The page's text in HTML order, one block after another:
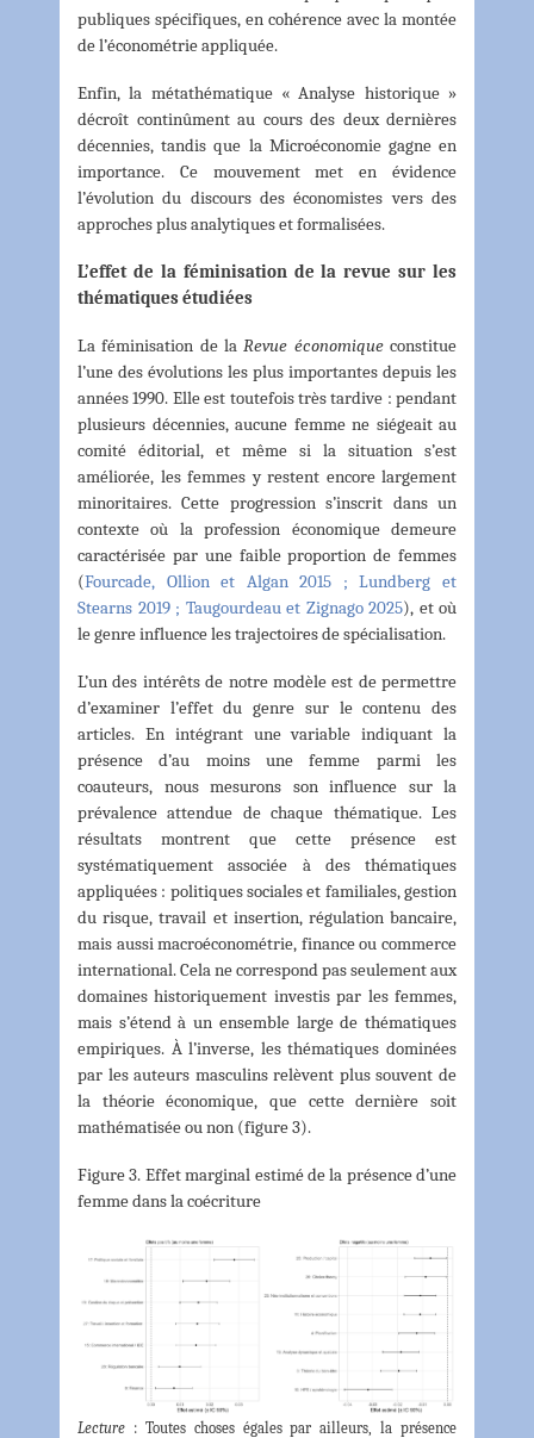
publiques spécifiques, en cohérence avec la montée
de l’économétrie appliquée.
Enfin, la métathématique « Analyse historique »
décroît continûment au cours des deux dernières
décennies, tandis que la Microéconomie gagne en
importance. Ce mouvement met en évidence
l’évolution du discours des économistes vers des
approches plus analytiques et formalisées.
L’effet de la féminisation de la revue sur les
thématiques étudiées
La féminisation de laRevue économiqueconstitue
l’une des évolutions les plus importantes depuis les
années 1990. Elle est toutefois très tardive : pendant
plusieurs décennies, aucune femme ne siégeait au
comité éditorial, et même si la situation s’est
améliorée, les femmes y restent encore largement
minoritaires. Cette progression s’inscrit dans un
contexte où la profession économique demeure
caractérisée par une faible proportion de femmes
(Fourcade, Ollion et Algan 2015 ; Lundberg et
Stearns 2019 ; Taugourdeau et Zignago 2025), et où
le genre influence les trajectoires de spécialisation.
L’un des intérêts de notre modèle est de permettre
d’examiner l’effet du genre sur le contenu des
articles. En intégrant une variable indiquant la
présence d’au moins une femme parmi les
coauteurs, nous mesurons son influence sur la
prévalence attendue de chaque thématique. Les
résultats montrent que cette présence est
systématiquement associée à des thématiques
appliquées : politiques sociales et familiales, gestion
du risque, travail et insertion, régulation bancaire,
mais aussi macroéconométrie, finance ou commerce
international. Cela ne correspond pas seulement aux
domaines historiquement investis par les femmes,
mais s’étend à un ensemble large de thématiques
empiriques. À l’inverse, les thématiques dominées
par les auteurs masculins relèvent plus souvent de
la théorie économique, que cette dernière soit
mathématisée ou non (figure 3).
Figure 3. Effet marginal estimé de la présence d’une
femme dans la coécriture
Lecture : Toutes choses égales par ailleurs, la présence